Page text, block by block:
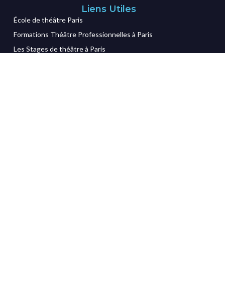
Liens Utiles
École de théâtre Paris
Formations Théâtre Professionnelles à Paris
Les Stages de théâtre à Paris